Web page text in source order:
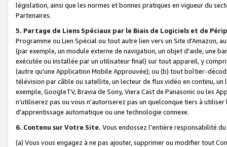
législation, ainsi que les normes et bonnes pratiques en vigueur du
Partenaires.
5. Partage de Liens Spéciaux par le Biais de Logiciels et de
Programme ou Lien Spécial ou tout autre lien vers un Site d'Amazon,
(par exemple, un module externe de navigation, un objet d'aide, une
exécutée ou installée par un utilisateur final) sur tout appareil, y
(autre qu'une Application Mobile Approuvée); ou (b) tout boîtier-
télévision par câble ou satellite, un lecteur de flux vidéo en continu,
exemple, GoogleTV, Bravia de Sony, Viera Cast de Panasonic ou les
n’utiliserez pas ou vous n’autoriserez pas un quelconque tiers à
d'apprentissage automatique ou une technologie connexe.
6. Contenu sur Votre Site. Vous endossez l'entière responsabilité
(a) Vous vous engagez à ne pas ajouter, supprimer ou modifier tout